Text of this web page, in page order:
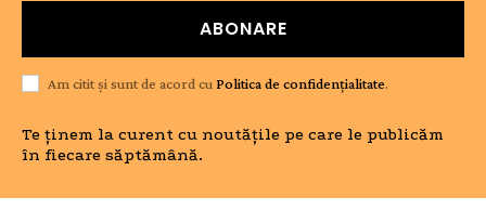
ABONARE
Am citit și sunt de acord cu Politica de confidențialitate.
Te ținem la curent cu noutățile pe care le publicăm
în fiecare săptămână.